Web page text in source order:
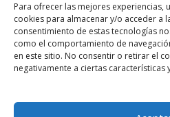
Para ofrecer las mejores experiencias,
cookies para almacenar y/o acceder a
consentimiento de estas tecnologías
como el comportamiento de
en este sitio. No consentir o retirar el
negativamente a ciertas características